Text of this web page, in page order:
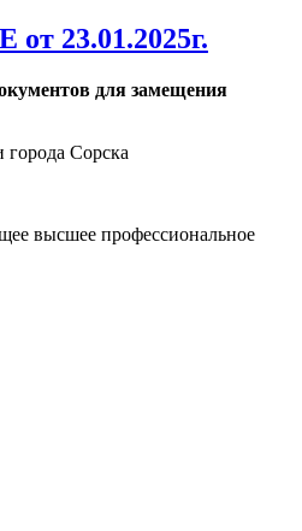
для замещения
Сорска
высшее профессиональное